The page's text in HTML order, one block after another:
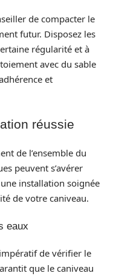
de compacter le
futur. Disposez les
régularité et à
avec du sable
et
réussie
de l’ensemble du
peuvent s’avérer
installation soignée
de votre caniveau.
eaux
de vérifier le
que le caniveau